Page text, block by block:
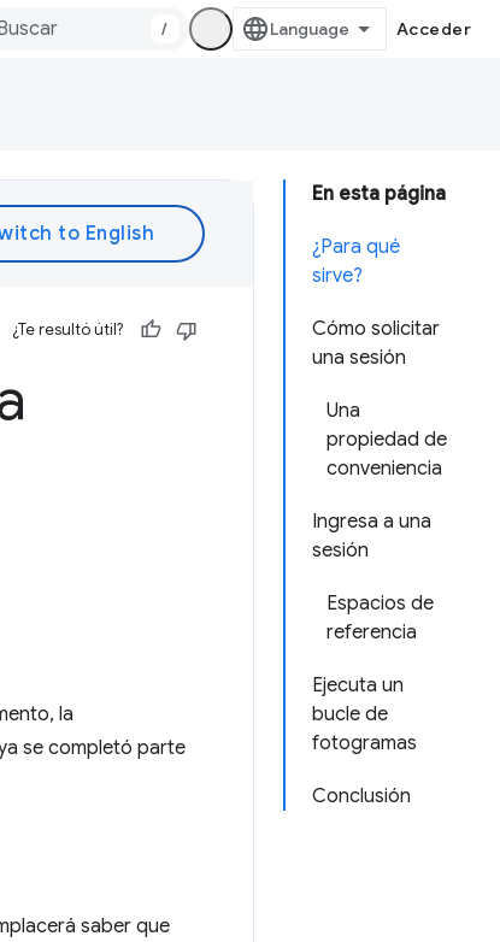
/ Acceder
En esta página
¿Para qué
sirve?
Cómo solicitar
una sesión
Una
propiedad de
conveniencia
Ingresa a una
sesión
Espacios de
referencia
Ejecuta un
bucle de
fotogramas
Conclusión
¿Te resultó útil?
la
se completó parte
saber que